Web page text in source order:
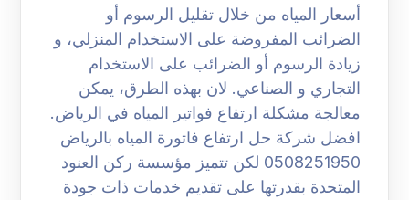
أسعار المياه من خلال تقليل الرسوم أو
الضرائب المفروضة على الاستخدام المنزلي، و
زيادة الرسوم أو الضرائب على الاستخدام
التجاري و الصناعي. لان بهذه الطرق، يمكن
معالجة مشكلة ارتفاع فواتير المياه في الرياض.
افضل شركة حل ارتفاع فاتورة المياه بالرياض
0508251950 لكن تتميز مؤسسة ركن العنود
المتحدة بقدرتها على تقديم خدمات ذات جودة